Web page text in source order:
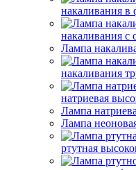
накаливания в
накаливания с
Лампа
накаливания
натриевая
Лампа
Лампа
ртутная